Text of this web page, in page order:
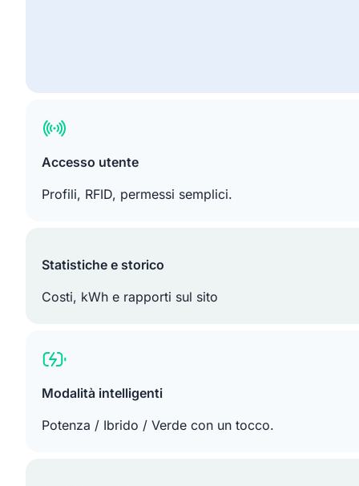
Statistiche e storico
Costi, kWh e rapporti sul sito
Modalità intelligenti
Potenza / Ibrido / Verde con un tocco.
Accesso utente
Profili, RFID, permessi semplici.